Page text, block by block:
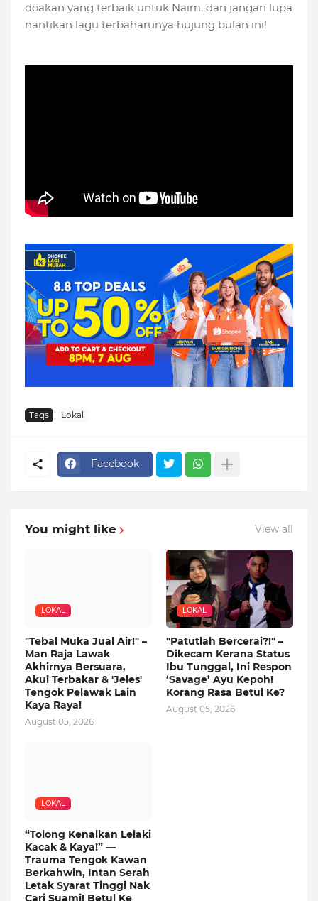
doakan yang terbaik untuk Naim, dan jangan lupa
nantikan lagu terbaharunya hujung bulan ini!
Tags Lokal
Facebook
You might like View all
LOKAL
"Tebal Muka Jual Air!" –
Man Raja Lawak
Akhirnya Bersuara,
Akui Terbakar & 'Jeles'
Tengok Pelawak Lain
Kaya Raya!
August 05, 2026
LOKAL
"Patutlah Bercerai?!" –
Dikecam Kerana Status
Ibu Tunggal, Ini Respon
‘Savage’ Ayu Kepoh!
Korang Rasa Betul Ke?
August 05, 2026
LOKAL
“Tolong Kenalkan Lelaki
Kacak & Kaya!” —
Trauma Tengok Kawan
Berkahwin, Intan Serah
Letak Syarat Tinggi Nak
Cari Suami! Betul Ke